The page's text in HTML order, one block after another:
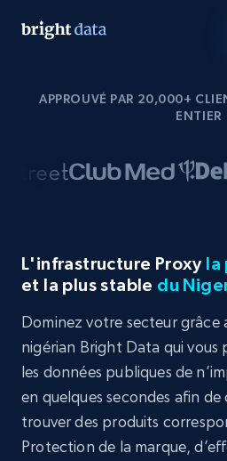
APPROUVÉ PAR 20,000+
ENTIER
L'infrastructure Proxy la
et la plus stable du
Dominez votre secteur grâce
nigérian Bright Data qui
les données publiques de
en quelques secondes afin
trouver des produits
Protection de la marque,